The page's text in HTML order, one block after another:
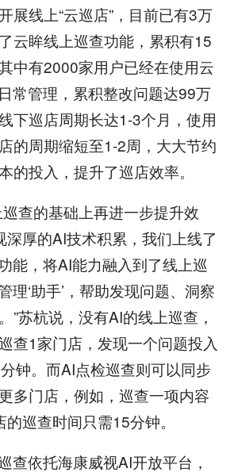
展线上“云巡店”，目前已有3万
云眸线上巡查功能，累积有15
中有2000家用户已经在使用云
常管理，累积整改问题达99万
下巡店周期长达1-3个月，使用
的周期缩短至1-2周，大大节约
的投入，提升了巡店效率。
查的基础上再进一步提升效
厚的AI技术积累，我们上线了
能，将AI能力融入到了线上巡
理‘助手’，帮助发现问题、洞察
”苏杭说，没有AI的线上巡查，
查1家门店，发现一个问题投入
钟。而AI点检巡查则可以同步
多门店，例如，巡查一项内容
巡查时间只需15分钟。
依托海康威视AI开放平台，